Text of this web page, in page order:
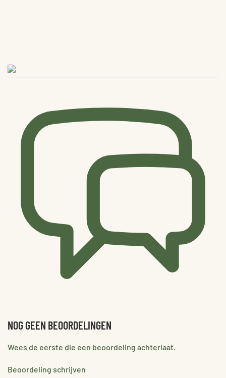
NOG GEEN BEOORDELINGEN
Wees de eerste die een beoordeling achterlaat.
Beoordeling schrijven